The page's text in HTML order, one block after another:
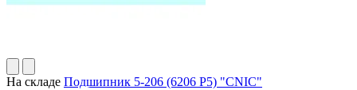
На складе Подшипник 5-206 (6206 P5) "CNIC"